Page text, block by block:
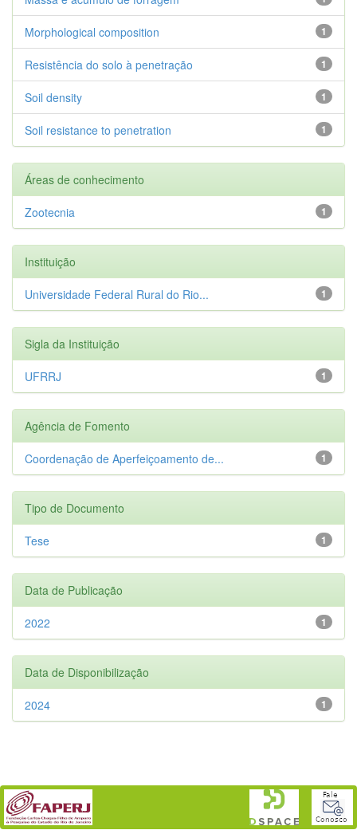
1
Morphological composition
1
Resistência do solo à penetração
1
Soil density
1
Soil resistance to penetration
Áreas de conhecimento
1
Zootecnia
Instituição
1
Universidade Federal Rural do Rio...
Sigla da Instituição
1
UFRRJ
Agência de Fomento
1
Coordenação de Aperfeiçoamento de...
Tipo de Documento
1
Tese
Data de Publicação
1
2022
Data de Disponibilização
1
2024